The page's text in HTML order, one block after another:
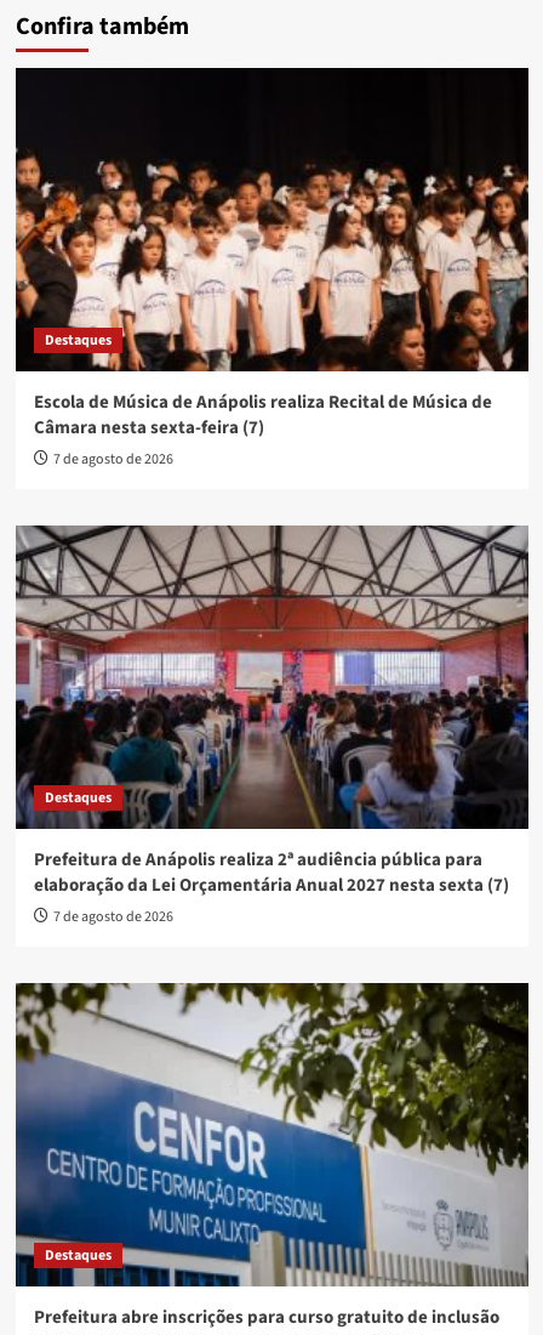
Confira também
Destaques
Escola de Música de Anápolis realiza Recital de Música de
Câmara nesta sexta-feira (7)
7 de agosto de 2026
Destaques
Prefeitura de Anápolis realiza 2ª audiência pública para
elaboração da Lei Orçamentária Anual 2027 nesta sexta (7)
7 de agosto de 2026
Destaques
Prefeitura abre inscrições para curso gratuito de inclusão